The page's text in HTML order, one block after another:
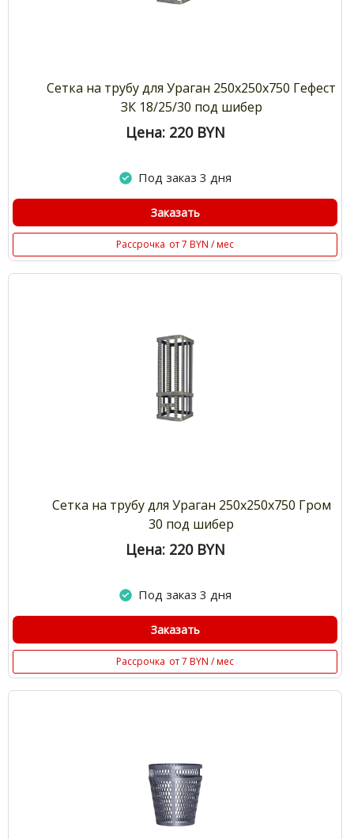
Сетка на трубу для Ураган 250х250х750 Гефест
ЗК 18/25/30 под шибер
Цена: 220 BYN
Под заказ 3 дня
Заказать
Рассрочка от 7 BYN / мес
Сетка на трубу для Ураган 250х250х750 Гром
30 под шибер
Цена: 220 BYN
Под заказ 3 дня
Заказать
Рассрочка от 7 BYN / мес